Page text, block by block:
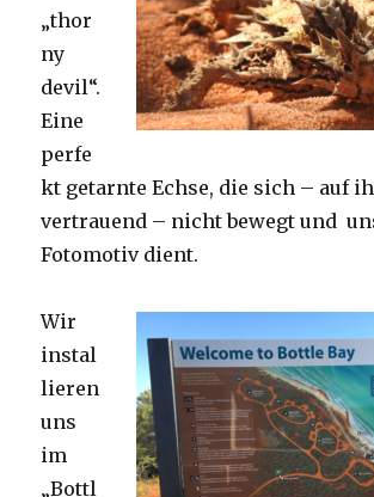
„thor
ny
devil“.
Eine
perfe
kt getarnte Echse, die sich – auf
vertrauend – nicht bewegt und
Fotomotiv dient.
Wir
instal
lieren
uns
im
„Bottl